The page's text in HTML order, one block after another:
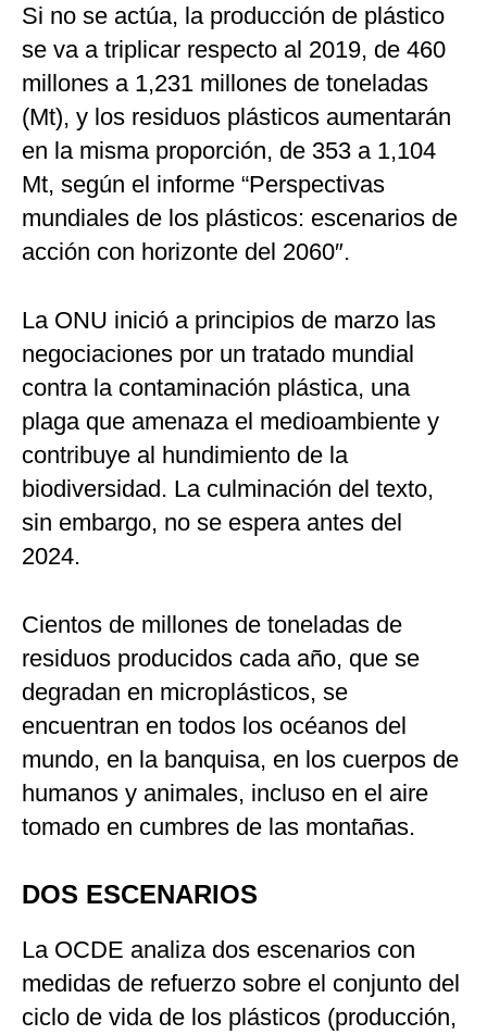
Si no se actúa, la producción de plástico
se va a triplicar respecto al 2019, de 460
millones a 1,231 millones de toneladas
(Mt), y los residuos plásticos aumentarán
en la misma proporción, de 353 a 1,104
Mt, según el informe “Perspectivas
mundiales de los plásticos: escenarios de
acción con horizonte del 2060″.
La ONU inició a principios de marzo las
negociaciones por un tratado mundial
contra la contaminación plástica, una
plaga que amenaza el medioambiente y
contribuye al hundimiento de la
biodiversidad. La culminación del texto,
sin embargo, no se espera antes del
2024.
Cientos de millones de toneladas de
residuos producidos cada año, que se
degradan en microplásticos, se
encuentran en todos los océanos del
mundo, en la banquisa, en los cuerpos de
humanos y animales, incluso en el aire
tomado en cumbres de las montañas.
DOS ESCENARIOS
La OCDE analiza dos escenarios con
medidas de refuerzo sobre el conjunto del
ciclo de vida de los plásticos (producción,